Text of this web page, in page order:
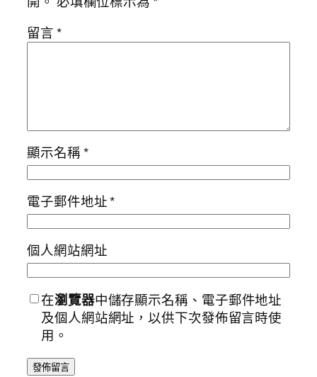
留言*
顯示名稱*
電子郵件地址*
個人網站網址
在瀏覽器中儲存顯示名稱、電子郵件地址
及個人網站網址，以供下次發佈留言時使
用。